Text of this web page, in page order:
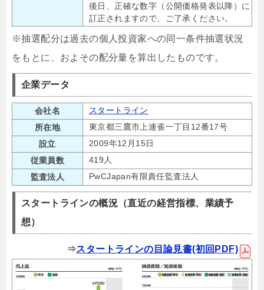
後日、正確な数字（公開価格発表以降）に
訂正されますので、ご了承ください。
※抽選配分は過去の個人投資家への同一条件抽選状況
をもとに、およその配分量を算出したものです。
企業データ
会社名
スタートライン
所在地
東京都三鷹市上連雀一丁目12番17号
設立
2009年12月15日
従業員数
419人
監査法人
PwCJapan有限責任監査法人
スタートラインの概況（直近の経営指標、業績予
想）
⇒スタートラインの目論見書(初回PDF)